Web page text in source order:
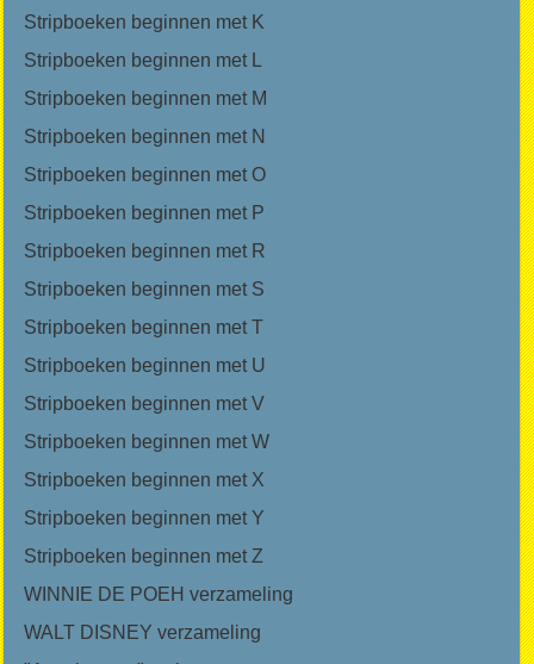
Stripboeken beginnen met K
Stripboeken beginnen met L
Stripboeken beginnen met M
Stripboeken beginnen met N
Stripboeken beginnen met O
Stripboeken beginnen met P
Stripboeken beginnen met R
Stripboeken beginnen met S
Stripboeken beginnen met T
Stripboeken beginnen met U
Stripboeken beginnen met V
Stripboeken beginnen met W
Stripboeken beginnen met X
Stripboeken beginnen met Y
Stripboeken beginnen met Z
WINNIE DE POEH verzameling
WALT DISNEY verzameling